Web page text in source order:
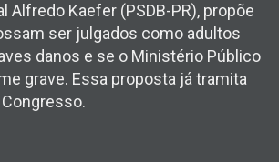
Alfredo Kaefer (PSDB-PR), propõe
ser julgados como adultos
danos e se o Ministério Público
grave. Essa proposta já tramita